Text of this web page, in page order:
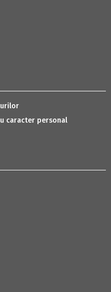
caracter personal